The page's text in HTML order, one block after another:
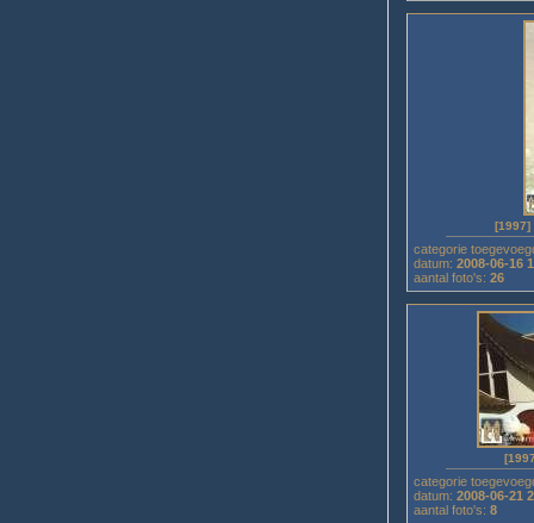
[1997]
categorie
datum: 2008-06-16
aantal foto's: 26
categorie
datum: 2008-06-21
aantal foto's: 8